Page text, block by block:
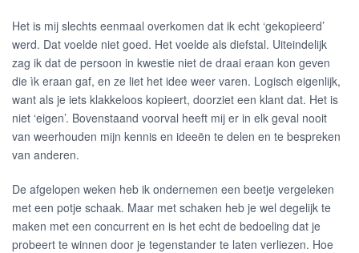
Het is mij slechts eenmaal overkomen dat ik echt ‘gekopieerd’
werd. Dat voelde niet goed. Het voelde als diefstal. Uiteindelijk
zag ik dat de persoon in kwestie niet de draai eraan kon geven
die ìk eraan gaf, en ze liet het idee weer varen. Logisch eigenlijk,
want als je iets klakkeloos kopieert, doorziet een klant dat. Het is
niet ‘eigen’. Bovenstaand voorval heeft mij er in elk geval nooit
van weerhouden mijn kennis en ideeën te delen en te bespreken
van anderen.
De afgelopen weken heb ik ondernemen een beetje vergeleken
met een potje schaak. Maar met schaken heb je wel degelijk te
maken met een concurrent en is het echt de bedoeling dat je
probeert te winnen door je tegenstander te laten verliezen. Hoe